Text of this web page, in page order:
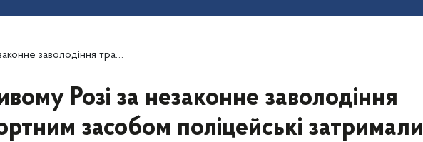
засобом поліцейські затримали 29-річного чоловіка
Розі за незаконне заволодіння
засобом поліцейські затримали